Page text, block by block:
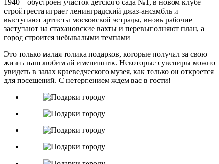
1940 – обустроен участок детского сада №1, в новом клубе
стройтреста играет ленинградский джаз-ансамбль и
выступают артисты московской эстрады, вновь рабочие
заступают на стахановские вахты и перевыполняют план, а
город строится небывалыми темпами.
Это только малая толика подарков, которые получал за свою
жизнь наш любимый именинник. Некоторые сувениры можно
увидеть в залах краеведческого музея, как только он откроется
для посещений. С нетерпением ждем вас в гости!